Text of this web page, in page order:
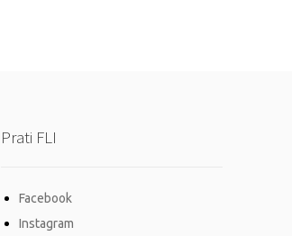
Prati FLI
Facebook
Instagram